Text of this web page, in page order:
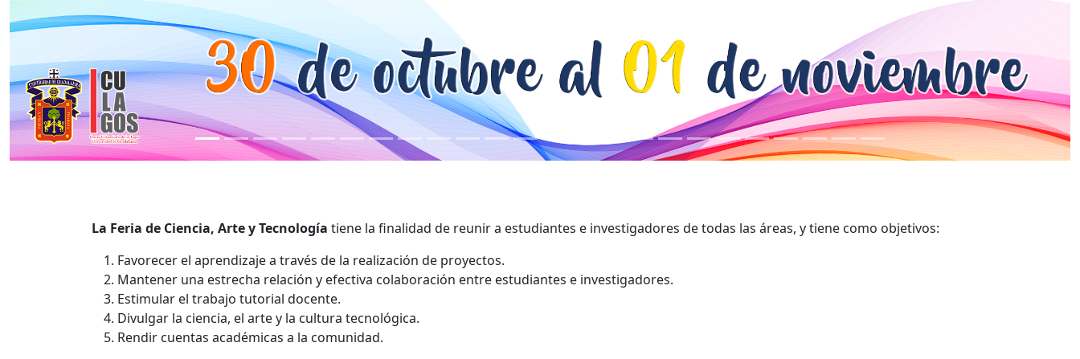
La Feria de Ciencia, Arte y Tecnología tiene la finalidad de reunir a estudiantes e investigadores de todas las áreas, y tiene como objetivos:
Favorecer el aprendizaje a través de la realización de proyectos.
Mantener una estrecha relación y efectiva colaboración entre estudiantes e investigadores.
Estimular el trabajo tutorial docente.
Divulgar la ciencia, el arte y la cultura tecnológica.
Rendir cuentas académicas a la comunidad.